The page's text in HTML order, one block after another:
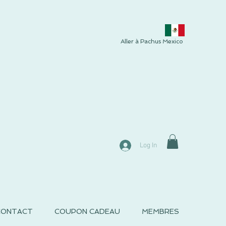
Aller à Pachus Mexico
Log In
COUPON CADEAU MEMBRES